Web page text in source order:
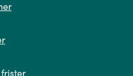
relevante